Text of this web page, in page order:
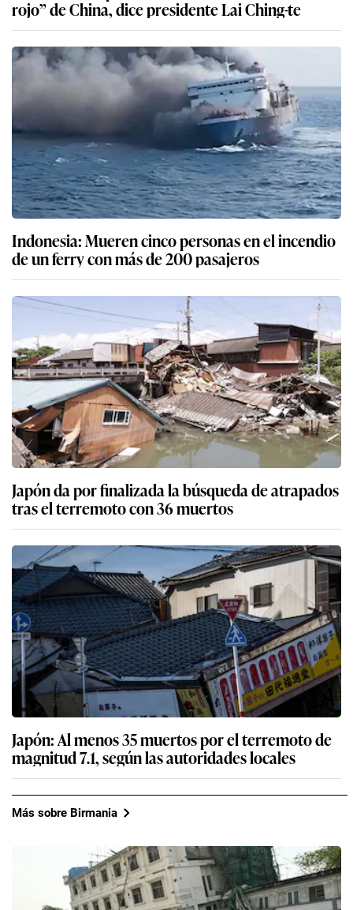
rojo” de China, dice presidente Lai Ching-te
Indonesia: Mueren cinco personas en el incendio
de un ferry con más de 200 pasajeros
Japón da por finalizada la búsqueda de atrapados
tras el terremoto con 36 muertos
Japón: Al menos 35 muertos por el terremoto de
magnitud 7.1, según las autoridades locales
Más sobre Birmania